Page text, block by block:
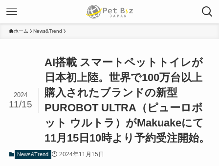
ホーム News&Trend
AI搭載 スマートペットトイレが
日本初上陸。世界で100万台以上
購入されたブランドの新型
PUROBOT ULTRA（ピューロボ
ット ウルトラ）がMakuakeにて
11月15日10時より予約受注開始。
2024
11/15
News&Trend 2024年11月15日